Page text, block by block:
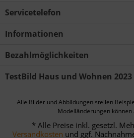
Servicetelefon
Informationen
Bezahlmöglichkeiten
TestBild Haus und Wohnen 2023
Alle Bilder und Abbildungen stellen
Modelländerungen können
* Alle Preise inkl. gesetzl.
Versandkosten und ggf.